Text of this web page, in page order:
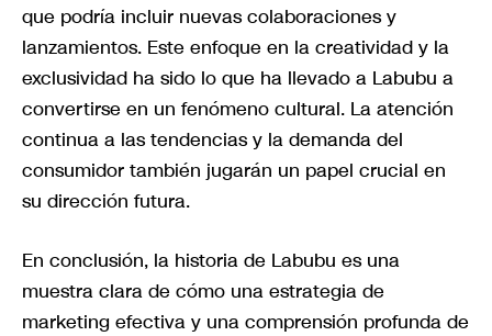
que podría incluir nuevas colaboraciones y
lanzamientos. Este enfoque en la creatividad y la
exclusividad ha sido lo que ha llevado a Labubu a
convertirse en un fenómeno cultural. La atención
continua a las tendencias y la demanda del
consumidor también jugarán un papel crucial en
su dirección futura.
En conclusión, la historia de Labubu es una
muestra clara de cómo una estrategia de
marketing efectiva y una comprensión profunda de